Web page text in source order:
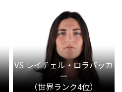
VS レイチェル・ロラバッカ
ー
（世界ランク4位）